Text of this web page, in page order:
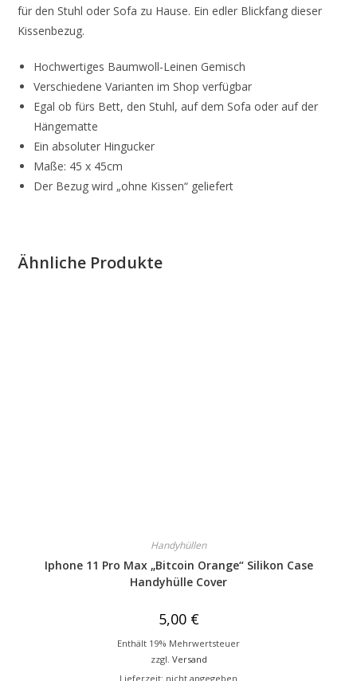
für den Stuhl oder Sofa zu Hause. Ein edler Blickfang dieser
Kissenbezug.
Hochwertiges Baumwoll-Leinen Gemisch
Verschiedene Varianten im Shop verfügbar
Egal ob fürs Bett, den Stuhl, auf dem Sofa oder auf der
Hängematte
Ein absoluter Hingucker
Maße: 45 x 45cm
Der Bezug wird „ohne Kissen“ geliefert
Ähnliche Produkte
Handyhüllen
Iphone 11 Pro Max „Bitcoin Orange“ Silikon Case
Handyhülle Cover
5,00 €
Enthält 19% Mehrwertsteuer
zzgl. Versand
Lieferzeit: nicht angegeben